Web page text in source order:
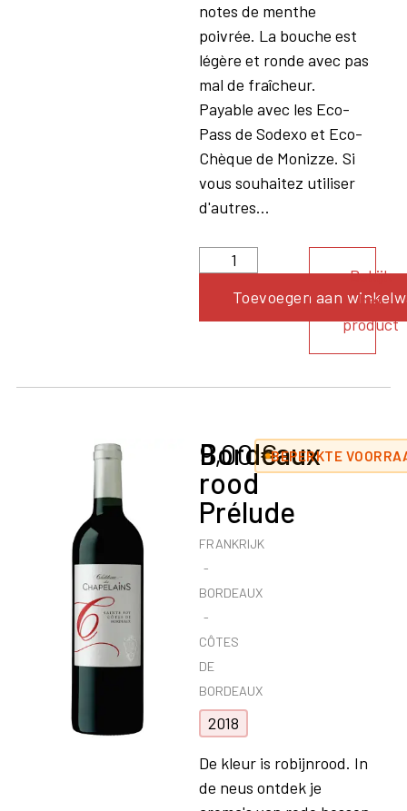
notes de menthe
poivrée. La bouche est
légère et ronde avec pas
mal de fraîcheur.
Payable avec les Eco-
Pass de Sodexo et Eco-
Chèque de Monizze. Si
vous souhaitez utiliser
d'autres...
Toevoegen aan
Bekijk
het
product
Bordeaux
rood
Prélude
FRANKRIJK
BORDEAUX
CÔTES
DE
BORDEAUX
2018
9,00€BEPERKTE
De kleur is robijnrood. In
de neus ontdek je